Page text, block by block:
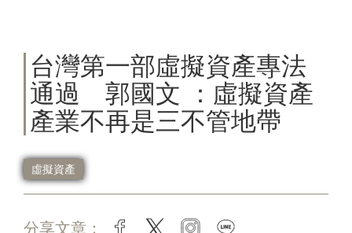
台灣第一部虛擬資產專法
通過 郭國文 ：虛擬資產
產業不再是三不管地帶
虛擬資產
分享文章： facebook
twitter instagram